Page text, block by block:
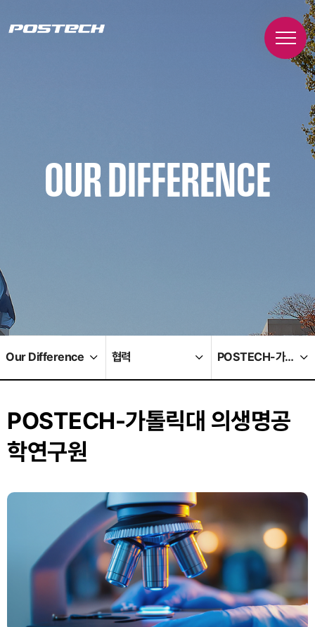
OUR DIFFERENCE
Our Difference 협력 POSTECH-가톨릭대 의생명공학연구원
POSTECH-가톨릭대 의생명공
학연구원